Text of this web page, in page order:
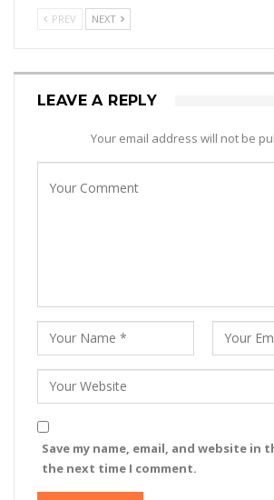
PREV NEXT
LEAVE A REPLY
Your email address will not be
Save my name, email, and website in
the next time I comment.